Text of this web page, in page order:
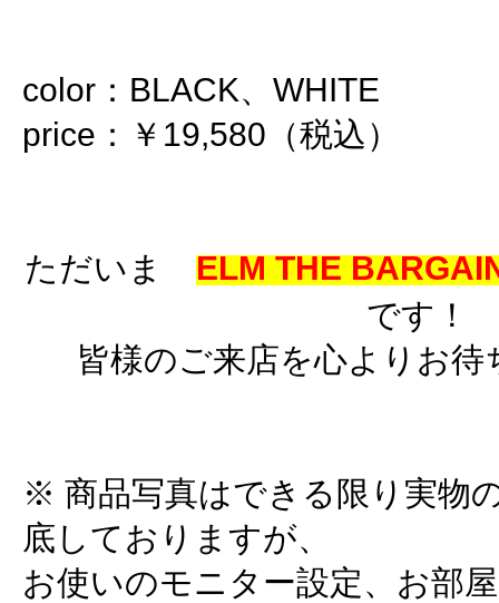
color：BLACK、WHITE
price：￥19,580（税込）
ただいま ELM THE
です！
皆様のご来店を心よりお
※ 商品写真はできる限り実物
底しておりますが、
お使いのモニター設定、お部